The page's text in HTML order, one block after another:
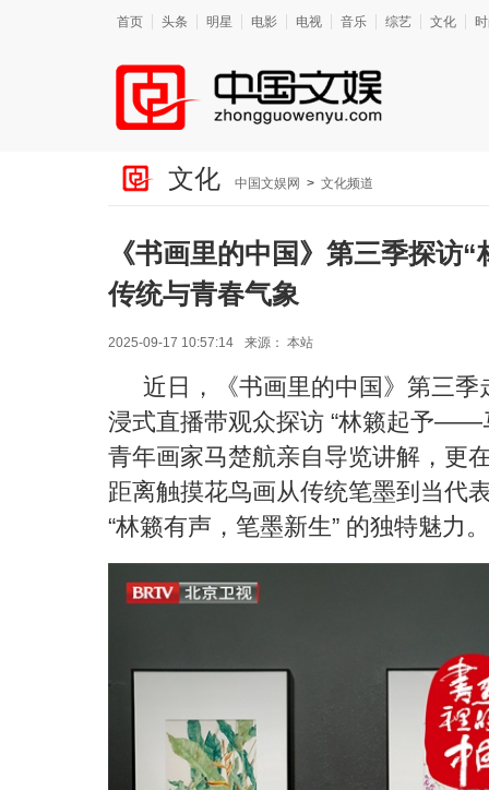
首页 头条 明星 电影 电视 音乐 综艺 文化
文化 中国文娱网 > 文化频道
《书画里的中国》第三季探访
传统与青春气象
2025-09-17 10:57:14 来源： 本站
近日，《书画里的中国》第三
浸式直播带观众探访 “林籁起予——
青年画家马楚航亲自导览讲解，更
距离触摸花鸟画从传统笔墨到当代
“林籁有声，笔墨新生” 的独特魅力。